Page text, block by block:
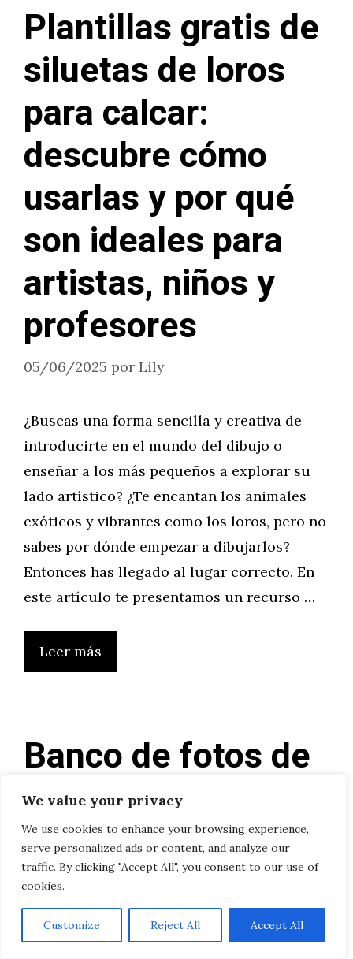
We value your privacy
We use cookies to enhance your browsing experience,
serve personalized ads or content, and analyze our
traffic. By clicking "Accept All", you consent to our use of
cookies.
Customize Reject All Accept All
Plantillas gratis de
siluetas de loros
para calcar:
descubre cómo
usarlas y por qué
son ideales para
artistas, niños y
profesores
05/06/2025 por Lily
¿Buscas una forma sencilla y creativa de
introducirte en el mundo del dibujo o
enseñar a los más pequeños a explorar su
lado artístico? ¿Te encantan los animales
exóticos y vibrantes como los loros, pero no
sabes por dónde empezar a dibujarlos?
Entonces has llegado al lugar correcto. En
este artículo te presentamos un recurso …
Leer más
Banco de fotos de
loros libres de
derechos para tus
referencias:
inspiración visual